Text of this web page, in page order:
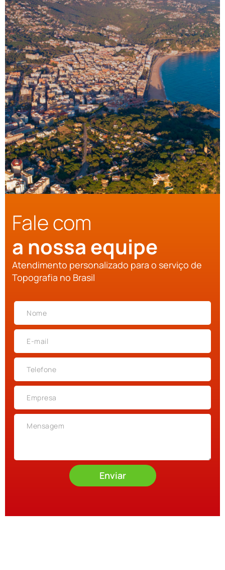
Fale com
a nossa equipe
Atendimento personalizado para o serviço de
Topografia no Brasil
Enviar